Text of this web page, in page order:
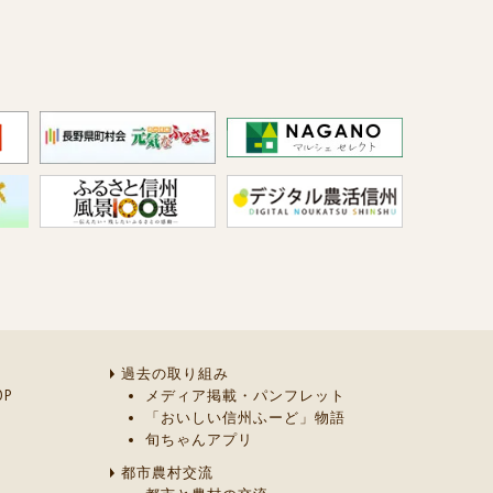
過去の取り組み
メディア掲載・パンフレット
「おいしい信州ふーど」物語
旬ちゃんアプリ
都市農村交流